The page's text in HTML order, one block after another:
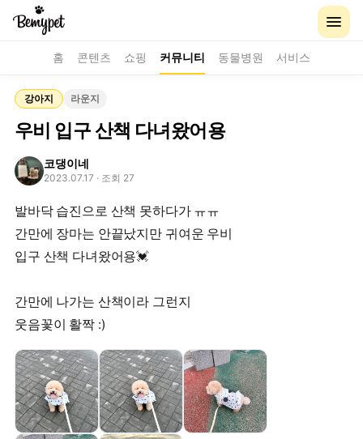
홈 콘텐츠 쇼핑 커뮤니티 동물병원 서비스
강아지 라운지
우비 입구 산책 다녀왔어용
코댕이네
2023.07.17 · 조회 27
발바닥 습진으로 산책 못하다가 ㅠㅠ
간만에 장마는 안끝났지만 귀여운 우비
입구 산책 다녀왔어용💓
간만에 나가는 산책이라 그런지
웃음꽃이 활짝 :)